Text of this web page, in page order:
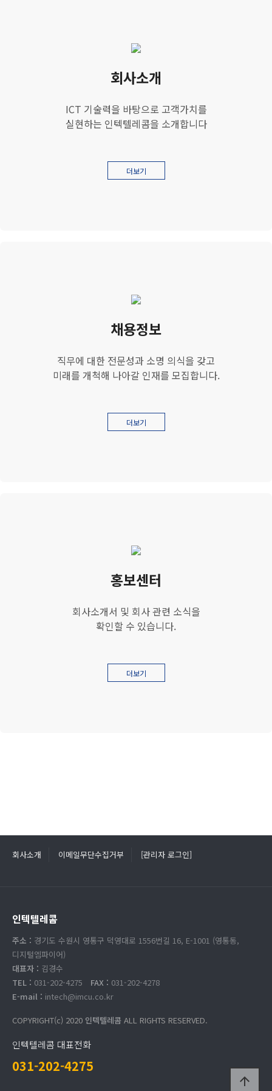
회사소개
ICT 기술력을 바탕으로 고객가치를
실현하는 인텍텔레콤을 소개합니다
더보기
채용정보
직무에 대한 전문성과 소명 의식을 갖고
미래를 개척해 나아갈 인재를 모집합니다.
더보기
홍보센터
회사소개서 및 회사 관련 소식을
확인할 수 있습니다.
더보기
회사소개 이메일무단수집거부 [관리자 로그인]
인텍텔레콤
주소 : 경기도 수원시 영통구 덕영대로 1556번길 16, E-1001 (영통동,
디지털엠파이어)
대표자 : 김경수
TEL : 031-202-4275 FAX : 031-202-4278
E-mail : intech@imcu.co.kr
COPYRIGHT(c) 2020 인텍텔레콤 ALL RIGHTS RESERVED.
인텍텔레콤 대표전화
031-202-4275
arrow_upward